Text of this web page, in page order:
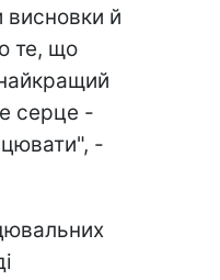
висновки й
те, що
серце -
-